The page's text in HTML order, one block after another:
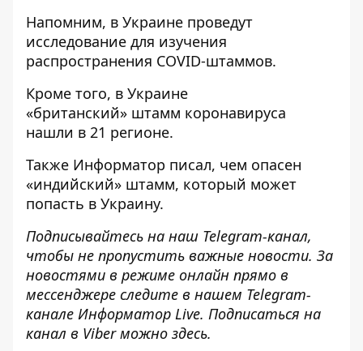
Напомним, в Украине проведут
исследование для изучения
распространения COVID-штаммов.
Кроме того, в Украине
«британский» штамм коронавируса
нашли в 21 регионе.
Также Информатор писал, чем опасен
«индийский» штамм, который может
попасть в Украину.
Подписывайтесь на наш Telegram-канал,
чтобы не пропустить важные новости. За
новостями в режиме онлайн прямо в
мессенджере следите в нашем Telegram-
канале Информатор Live. Подписаться на
канал в Viber можно здесь.